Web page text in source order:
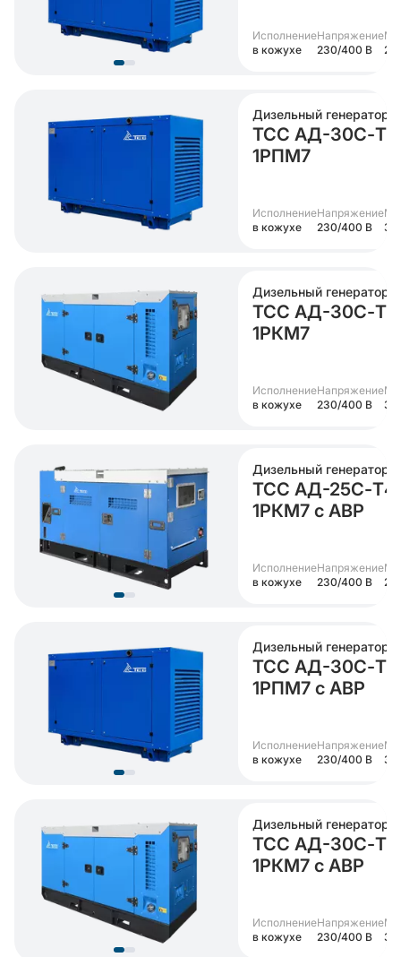
Исполнение
в кожухе
Напряжение
230/400 В
25
Дизельный генератор
ТСС АД-30С-
1РПМ7
Исполнение
в кожухе
Напряжение
230/400 В
30
Дизельный генератор
ТСС АД-30С-
1РКМ7
Исполнение
в кожухе
Напряжение
230/400 В
30
Дизельный генератор
ТСС АД-25С-
1РКМ7 с АВР
Исполнение
в кожухе
Напряжение
230/400 В
25
Дизельный генератор
ТСС АД-30С-
1РПМ7 с АВР
Исполнение
в кожухе
Напряжение
230/400 В
30
Дизельный генератор
ТСС АД-30С-
1РКМ7 с АВР
Исполнение
в кожухе
Напряжение
230/400 В
30